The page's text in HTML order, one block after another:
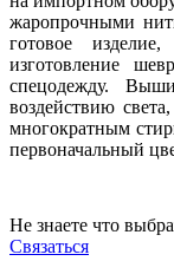
жаропрочными
готовое
изготовление
спецодежду.
воздействию
многократным
первоначальный
Не знаете что
Связаться